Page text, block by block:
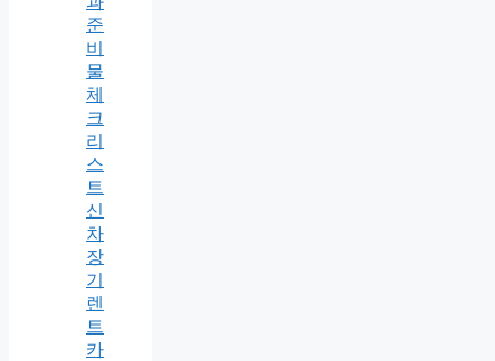
준
비
물
체
크
리
스
트
신
차
장
기
렌
트
카